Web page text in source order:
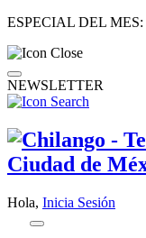
ESPECIAL DEL MES:
NEWSLETTER
Hola, Inicia Sesión